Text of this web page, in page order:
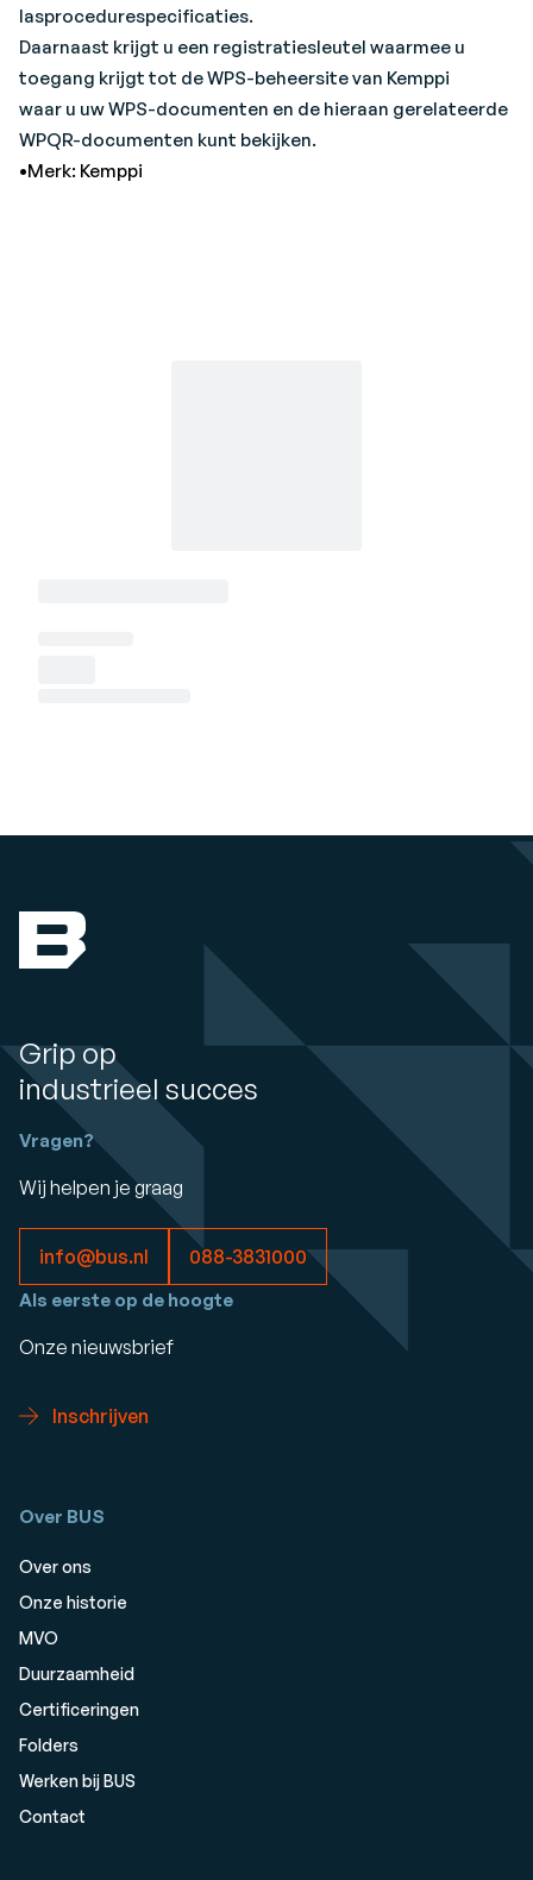
lasprocedurespecificaties.
Daarnaast krijgt u een registratiesleutel waarmee u
toegang krijgt tot de WPS-beheersite van Kemppi
waar u uw WPS-documenten en de hieraan gerelateerde
WPQR-documenten kunt bekijken.
•Merk: Kemppi
Grip op
industrieel succes
Vragen?
Wij helpen je graag
info@bus.nl 088-3831000
Als eerste op de hoogte
Onze nieuwsbrief
Inschrijven
Over BUS
Over ons
Onze historie
MVO
Duurzaamheid
Certificeringen
Folders
Werken bij BUS
Contact